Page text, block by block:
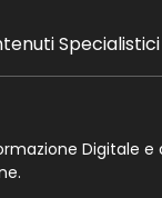
Specialistici
Digitale e